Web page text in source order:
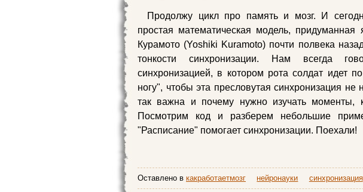
Продолжу цикл про память и мозг. И
простая математическая модель,
Курамото (Yoshiki Kuramoto) почти полвека
тонкости синхронизации. Нам всегда
синхронизацией, в котором рота солдат идет
ногу", чтобы эта пресловутая синхронизация
так важна и почему нужно изучать моменты,
Посмотрим код и разберем небольшие
"Расписание" помогает синхронизации. Поехали!
Оставлено в какработаетмозг нейронауки синхронизация